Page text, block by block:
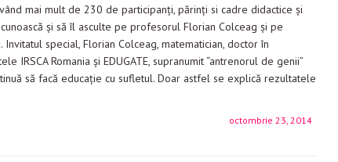
mai mult de 230 de participanți, părinți si cadre didactice și
și să îl asculte pe profesorul Florian Colceag și pe
special, Florian Colceag, matematician, doctor în
IRSCA Romania și EDUGATE, supranumit “antrenorul de genii”
să facă educaţie cu sufletul. Doar astfel se explică rezultatele
octombrie 23, 2014